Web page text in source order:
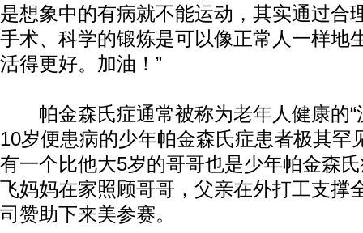
是想象中的有病就不能运动，其实通过合
手术、科学的锻炼是可以像正常人一样地
活得更好。加油！”
帕金森氏症通常被称为老年人健康的“
10岁便患病的少年帕金森氏症患者极其罕
有一个比他大5岁的哥哥也是少年帕金森
飞妈妈在家照顾哥哥，父亲在外打工支撑
司赞助下来美参赛。